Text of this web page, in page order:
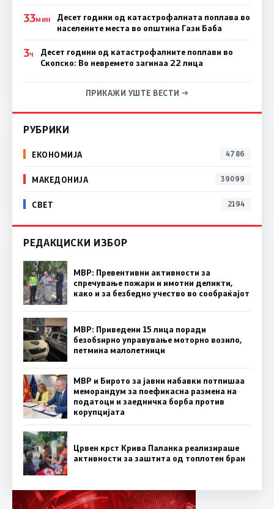
33МИН
Десет години од катастрофалната поплава во
населените места во општина Гази Баба
3Ч
Десет години од катастрофалните поплави во
Скопско: Во невремето загинаа 22 лица
ПРИКАЖИ УШТЕ ВЕСТИ →
РУБРИКИ
ЕКОНОМИЈА 4786
МАКЕДОНИЈА 39099
СВЕТ 2194
РЕДАКЦИСКИ ИЗБОР
МВР: Превентивни активности за
спречување пожари и имотни деликти,
како и за безбедно учество во сообраќајот
МВР: Приведени 15 лица поради
безобѕирно управување моторно возило,
петмина малолетници
МВР и Бирото за јавни набавки потпишаа
меморандум за поефикасна размена на
податоци и заедничка борба против
корупцијата
Црвен крст Крива Паланка реализираше
активности за заштита од топлотен бран